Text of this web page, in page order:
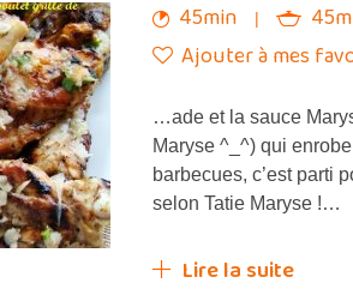
45min
Ajouter à mes
…ade et la sauce
Maryse ^_^) qui
barbecues, c’est parti
selon Tatie Maryse !…
Lire la suite